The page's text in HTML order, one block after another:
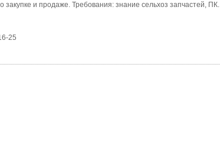
и продаже. Требования: знание сельхоз запчастей, ПК.
25